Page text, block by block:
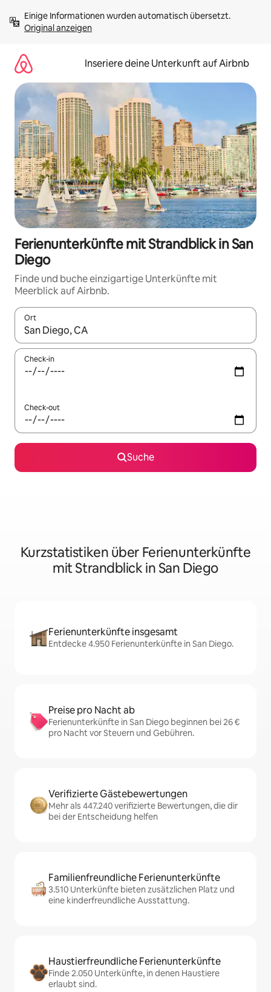
Inhalten
springenOriginal anzeigen
Inseriere deine Unterkunft auf Airbnb
Ferienunterkünfte mit Strandblick in San
Diego
Finde und buche einzigartige Unterkünfte mit
Meerblick auf Airbnb.
Ort
Wenn Ergebnisse verfügbar sind, navigiere mit den
Check-in
Check-out
Suche
Kurzstatistiken über Ferienunterkünfte
mit Strandblick in San Diego
Ferienunterkünfte insgesamt
Entdecke 4.950 Ferienunterkünfte in San Diego.
Preise pro Nacht ab
Ferienunterkünfte in San Diego beginnen bei 26 €
pro Nacht vor Steuern und Gebühren.
Verifizierte Gästebewertungen
Mehr als 447.240 verifizierte Bewertungen, die dir
bei der Entscheidung helfen
Familienfreundliche Ferienunterkünfte
3.510 Unterkünfte bieten zusätzlichen Platz und
eine kinderfreundliche Ausstattung.
Haustierfreundliche Ferienunterkünfte
Finde 2.050 Unterkünfte, in denen Haustiere
erlaubt sind.